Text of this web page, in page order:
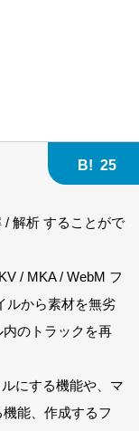
B! 25
/ 解析 することがで
/ MKA / WebM フ
ルから素材を無劣
のトラックを再
にする機能や、マ
能、作成するフ